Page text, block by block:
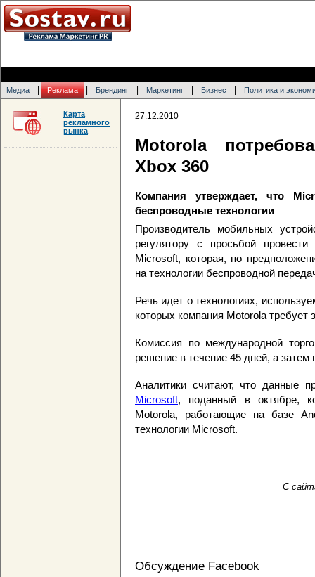
Медиа Реклама Брендинг Маркетинг Бизнес Политика и
27.12.2010
Motorola
Xbox 360
Компания утверждает, что
беспроводные технологии
Производитель мобильных
регулятору с просьбой
Microsoft, которая, по
на технологии беспроводной
Речь идет о технологиях,
которых компания Motorola требует
Комиссия по международной
решение в течение 45 дней, а
Аналитики считают, что данные
Microsoft, поданный в октябре,
Motorola, работающие на базе
технологии Microsoft.
С
Обсуждение Facebook
Карта
рекламного
рынка